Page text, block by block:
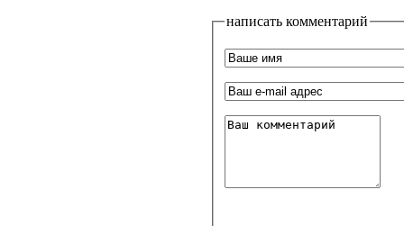
написать комментарий